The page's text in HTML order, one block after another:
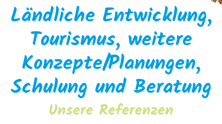
Ländliche Entwicklung,
Tourismus, weitere
Konzepte/Planungen,
Schulung und Beratung
Unsere Referenzen